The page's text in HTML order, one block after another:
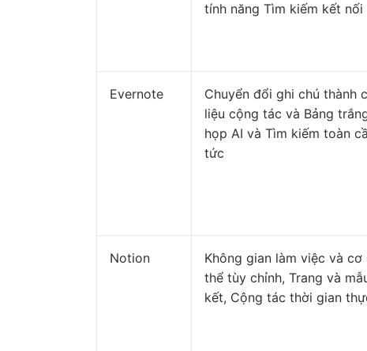
tính năng Tìm kiếm kết nối
Evernote
Chuyển đổi ghi chú thành
liệu cộng tác và Bảng
họp AI và Tìm kiếm toàn
tức
Notion
Không gian làm việc và
thể tùy chỉnh, Trang và
kết, Cộng tác thời gian